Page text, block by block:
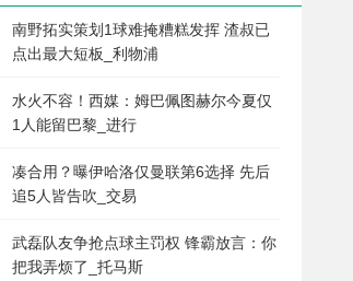
南野拓实策划1球难掩糟糕发挥 渣叔已
点出最大短板_利物浦
水火不容！西媒：姆巴佩图赫尔今夏仅
1人能留巴黎_进行
凑合用？曝伊哈洛仅曼联第6选择 先后
追5人皆告吹_交易
武磊队友争抢点球主罚权 锋霸放言：你
把我弄烦了_托马斯